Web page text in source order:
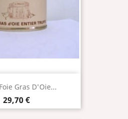
Gras D'Oie...
Prix
29,70 €